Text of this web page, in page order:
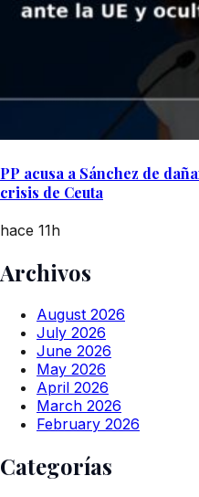
PP acusa a Sánchez de
crisis de Ceuta
hace 11h
Archivos
August 2026
July 2026
June 2026
May 2026
April 2026
March 2026
February 2026
Categorías